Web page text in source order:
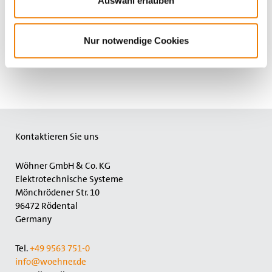
Nur notwendige Cookies
Ansehen Ansehen
Kontaktieren Sie uns
Wöhner GmbH & Co. KG
Elektrotechnische Systeme
Mönchrödener Str. 10
96472 Rödental
Germany
Tel.+49 9563 751-0
info@woehner.de